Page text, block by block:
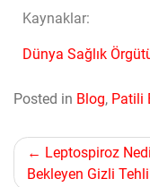
Kaynaklar:
Dünya Sağlık
Posted in Blog, Patili
Leptospiroz
Bekleyen Gizli